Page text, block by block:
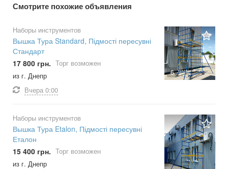
Смотрите похожие объявления
6
Наборы инструментов
Вышка Тура Standard, Підмості пересувні
Стандарт
17 800 грн. Торг возможен
из г. Днепр
Вчера 0:00
Наборы инструментов
Вышка Тура Etalon, Підмості пересувні
Еталон
15 400 грн. Торг возможен
из г. Днепр